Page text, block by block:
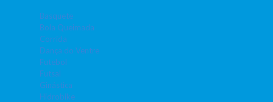
Basquete
Bola Queimada
Corrida
Dança do Ventre
Futebol
Futsal
Ginástica
Hidrobike